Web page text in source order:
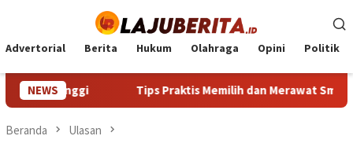
konten
Advertorial Berita Hukum Olahraga Opini Politik
NEWS
Tinggi Tips Praktis Memilih dan Merawat
Beranda Ulasan